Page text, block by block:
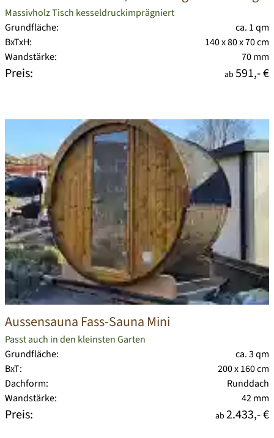
Massivholz Tisch kesseldruckimprägniert
Grundfläche:
ca. 1 qm
BxTxH:
140 x 80 x 70 cm
Wandstärke:
70 mm
Preis: ab 591,- €
Aussensauna Fass-Sauna Mini
Passt auch in den kleinsten Garten
Grundfläche:
ca. 3 qm
BxT:
200 x 160 cm
Dachform:
Runddach
Wandstärke:
42 mm
Preis: ab 2.433,- €